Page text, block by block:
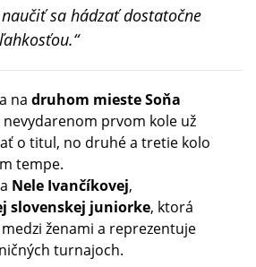
sa hádzať dostatočne
na druhom mieste Soňa
prvom kole už
o titul, no druhé a tretie kolo
tempe.
Nele Ivančíkovej,
slovenskej juniorke, ktorá
ženami a reprezentuje
turnajoch.